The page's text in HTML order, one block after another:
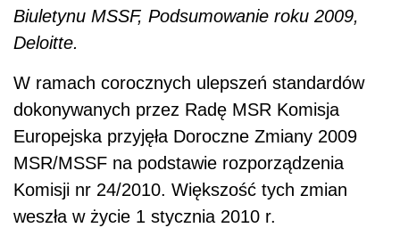
Biuletynu MSSF, Podsumowanie roku 2009,
Deloitte.
W ramach corocznych ulepszeń standardów
dokonywanych przez Radę MSR Komisja
Europejska przyjęła Doroczne Zmiany 2009
MSR/MSSF na podstawie rozporządzenia
Komisji nr 24/2010. Większość tych zmian
weszła w życie 1 stycznia 2010 r.